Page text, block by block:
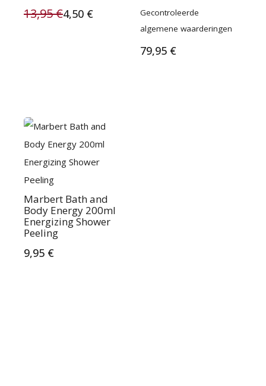
13,95€
Oorspronkelijke
4,50 €
Huidige
5.00
uit 5
Gecontroleerde
algemene waarderingen
79,95 €
Marbert Bath and
Body Energy 200ml
Energizing Shower
Peeling
9,95 €